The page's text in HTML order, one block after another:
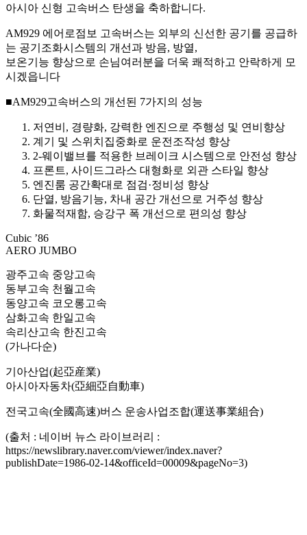
아시아 신형 고속버스 탄생을 축하합니다.
AM929 에어로점보 고속버스는 외부의 신선한 공기를 공급하
는 공기조화시스템의 개선과 방음, 방열,
보온기능 향상으로 손님여러분을 더욱 쾌적하고 안락하게 모
시겠읍니다
■AM929고속버스의 개선된 7가지의 성능
저연비, 경량화, 강력한 엔진으로 주행성 및 연비향상
계기 및 스위치집중화로 운전조작성 향상
2-웨이밸브를 적용한 브레이크 시스템으로 안전성 향상
프론트, 사이드그라스 대형화로 외관 스타일 향상
엔진룸 공간확대로 점검·정비성 향상
단열, 방음기능, 차내 공간 개선으로 거주성 향상
화물적재함, 승강구 폭 개선으로 편의성 향상
Cubic ’86
AERO JUMBO
광주고속 중앙고속
동부고속 천월고속
동양고속 코오롱고속
삼화고속 한일고속
속리산고속 한진고속
(가나다순)
기아산업(起亞産業)
아시아자동차(亞細亞自動車)
전국고속(全國高速)버스 운송사업조합(運送事業組合)
(출처 : 네이버 뉴스 라이브러리 :
https://newslibrary.naver.com/viewer/index.naver?
publishDate=1986-02-14&officeId=00009&pageNo=3)